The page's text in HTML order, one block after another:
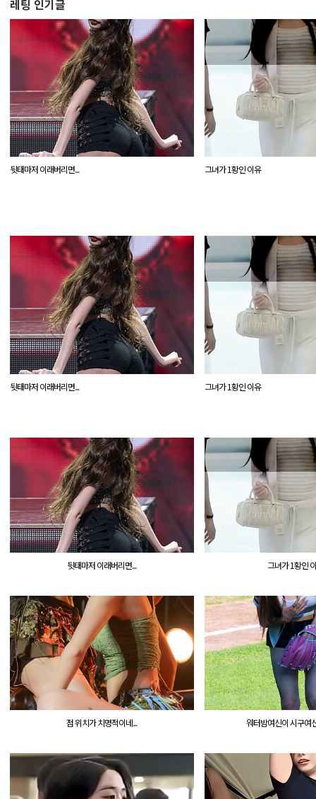
레팅 인기글
뒷태마저 이래버리면... 그녀가 1황인 이유
뒷태마저 이래버리면... 그녀가 1황인 이유
뒷태마저 이래버리면... 그녀가 1황인
점 위치가 치명적이네... 워터밤여신이 시구여